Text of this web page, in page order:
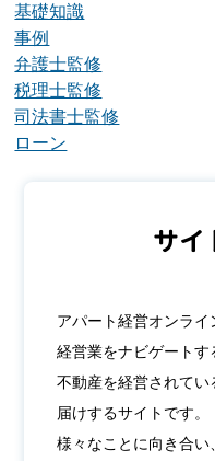
基礎知識
事例
弁護士監修
税理士監修
司法書士監修
ローン
サイ
アパート経営オンラ
経営業をナビゲート
不動産を経営されて
届けするサイトです。
様々なことに向き合